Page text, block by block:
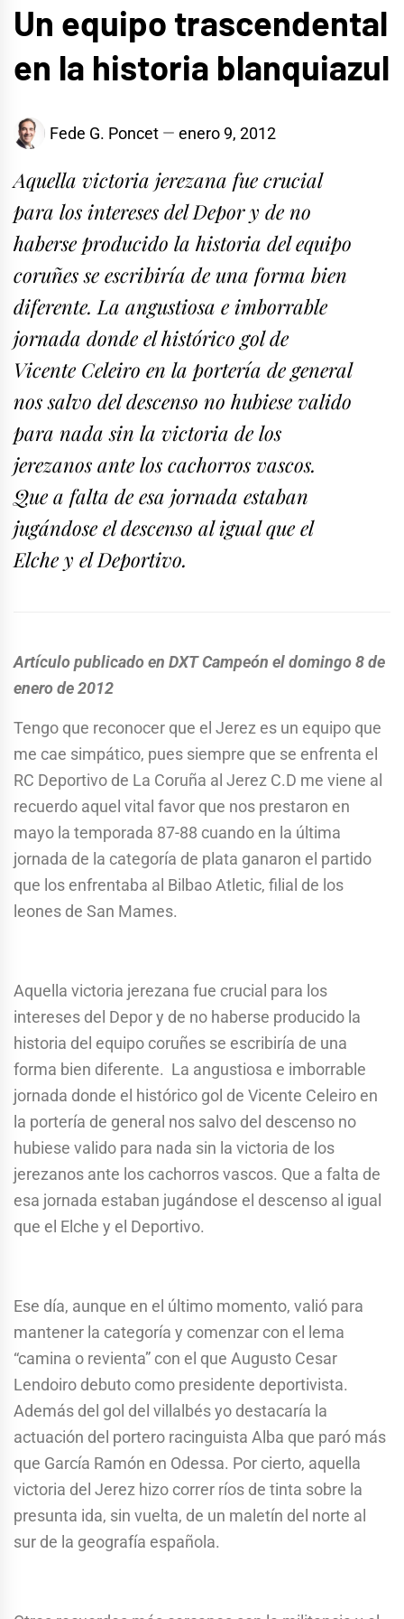
Un equipo trascendental
en la historia blanquiazul
Fede G. Poncet enero 9, 2012
Aquella victoria jerezana fue crucial
para los intereses del Depor y de no
haberse producido la historia del equipo
coruñes se escribiría de una forma bien
diferente. La angustiosa e imborrable
jornada donde el histórico gol de
Vicente Celeiro en la portería de general
nos salvo del descenso no hubiese valido
para nada sin la victoria de los
jerezanos ante los cachorros vascos.
Que a falta de esa jornada estaban
jugándose el descenso al igual que el
Elche y el Deportivo.
Artículo publicado en DXT Campeón el domingo 8 de
enero de 2012
Tengo que reconocer que el Jerez es un equipo que
me cae simpático, pues siempre que se enfrenta el
RC Deportivo de La Coruña al Jerez C.D me viene al
recuerdo aquel vital favor que nos prestaron en
mayo la temporada 87-88 cuando en la última
jornada de la categoría de plata ganaron el partido
que los enfrentaba al Bilbao Atletic, filial de los
leones de San Mames.
Aquella victoria jerezana fue crucial para los
intereses del Depor y de no haberse producido la
historia del equipo coruñes se escribiría de una
forma bien diferente. La angustiosa e imborrable
jornada donde el histórico gol de Vicente Celeiro en
la portería de general nos salvo del descenso no
hubiese valido para nada sin la victoria de los
jerezanos ante los cachorros vascos. Que a falta de
esa jornada estaban jugándose el descenso al igual
que el Elche y el Deportivo.
Ese día, aunque en el último momento, valió para
mantener la categoría y comenzar con el lema
“camina o revienta” con el que Augusto Cesar
Lendoiro debuto como presidente deportivista.
Además del gol del villalbés yo destacaría la
actuación del portero racinguista Alba que paró más
que García Ramón en Odessa. Por cierto, aquella
victoria del Jerez hizo correr ríos de tinta sobre la
presunta ida, sin vuelta, de un maletín del norte al
sur de la geografía española.